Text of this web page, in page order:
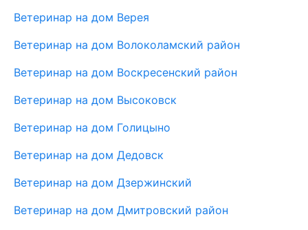
Ветеринар на дом Верея
Ветеринар на дом Волоколамский район
Ветеринар на дом Воскресенский район
Ветеринар на дом Высоковск
Ветеринар на дом Голицыно
Ветеринар на дом Дедовск
Ветеринар на дом Дзержинский
Ветеринар на дом Дмитровский район